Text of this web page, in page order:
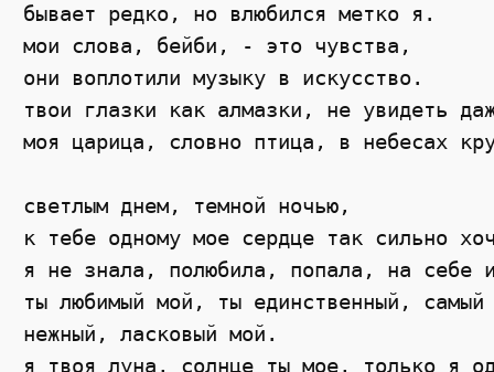
бывает редко, но влюбился метко я.
мои слова, бейби, - это чувства,
они воплотили музыку в искусство.
твои глазки как алмазки, не увидеть
моя царица, словно птица, в небесах
светлым днем, темной ночью,
к тебе одному мое сердце так сильно
я не знала, полюбила, попала, на себе
ты любимый мой, ты единственный,
нежный, ласковый мой.
я твоя луна, солнце ты мое, только я